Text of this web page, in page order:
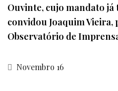
Ouvinte, cujo mandato já
convidou Joaquim Vieira,
Observatório de
Novembro 16